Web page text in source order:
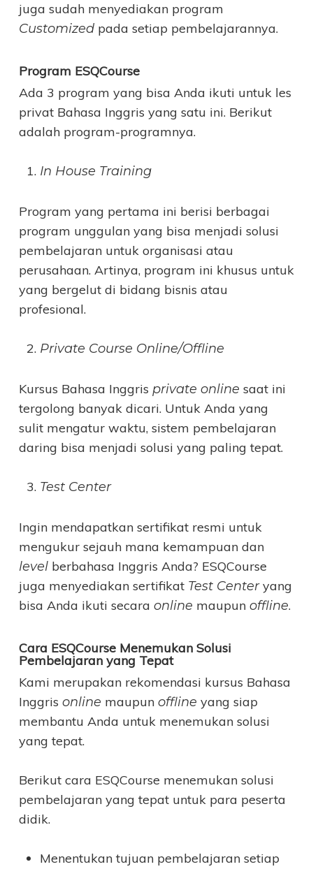
juga sudah menyediakan program
Customized pada setiap pembelajarannya.
Program ESQCourse
Ada 3 program yang bisa Anda ikuti untuk les
privat Bahasa Inggris yang satu ini. Berikut
adalah program-programnya.
In House Training
Program yang pertama ini berisi berbagai
program unggulan yang bisa menjadi solusi
pembelajaran untuk organisasi atau
perusahaan. Artinya, program ini khusus untuk
yang bergelut di bidang bisnis atau
profesional.
Private Course Online/Offline
Kursus Bahasa Inggris private online saat ini
tergolong banyak dicari. Untuk Anda yang
sulit mengatur waktu, sistem pembelajaran
daring bisa menjadi solusi yang paling tepat.
Test Center
Ingin mendapatkan sertifikat resmi untuk
mengukur sejauh mana kemampuan dan
level berbahasa Inggris Anda? ESQCourse
juga menyediakan sertifikat Test Centeryang
bisa Anda ikuti secara online maupun offline.
Cara ESQCourse Menemukan Solusi
Pembelajaran yang Tepat
Kami merupakan rekomendasi kursus Bahasa
Inggris online maupun offline yang siap
membantu Anda untuk menemukan solusi
yang tepat.
Berikut cara ESQCourse menemukan solusi
pembelajaran yang tepat untuk para peserta
didik.
Menentukan tujuan pembelajaran setiap